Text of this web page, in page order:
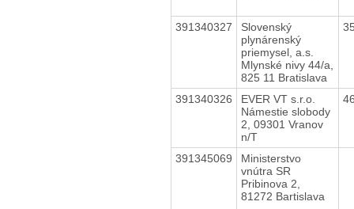
391340327
Slovenský
plynárenský
priemysel, a.s.
Mlynské nivy 44/a,
825 11 Bratislava
391340326
EVER VT s.r.o.
Námestie slobody
2, 09301 Vranov
n/T
391345069
Ministerstvo
vnútra SR
Pribinova 2,
81272 Bartislava